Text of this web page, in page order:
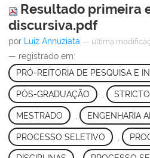
Resultado primeira
discursiva.pdf
por Luiz Annuziata — última
— registrado em:
PRÓ-REITORIA DE PESQUISA E
PÓS-GRADUAÇÃO
MESTRADO ENGENHARIA
PROCESSO SELETIVO